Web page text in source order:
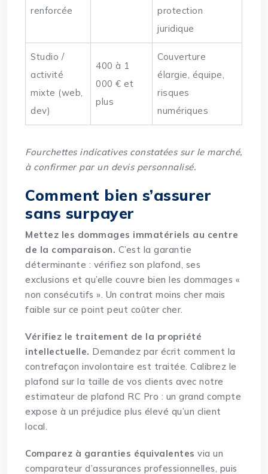
renforcée
protection
juridique
Studio /
activité
mixte (web,
dev)
400 à 1
000 € et
plus
Couverture
élargie, équipe,
risques
numériques
Fourchettes indicatives constatées sur le marché,
à confirmer par un devis personnalisé.
Comment bien s’assurer
sans surpayer
Mettez les dommages immatériels au centre
de la comparaison. C’est la garantie
déterminante : vérifiez son plafond, ses
exclusions et qu’elle couvre bien les dommages «
non consécutifs ». Un contrat moins cher mais
faible sur ce point peut coûter cher.
Vérifiez le traitement de la propriété
intellectuelle. Demandez par écrit comment la
contrefaçon involontaire est traitée. Calibrez le
plafond sur la taille de vos clients avec notre
estimateur de plafond RC Pro : un grand compte
expose à un préjudice plus élevé qu’un client
local.
Comparez à garanties équivalentes via un
comparateur d’assurances professionnelles, puis